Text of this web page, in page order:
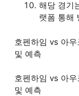
해당 경기
랫폼 통해
호펜하임 vs 아
및 예측
호펜하임 vs 아
및 예측